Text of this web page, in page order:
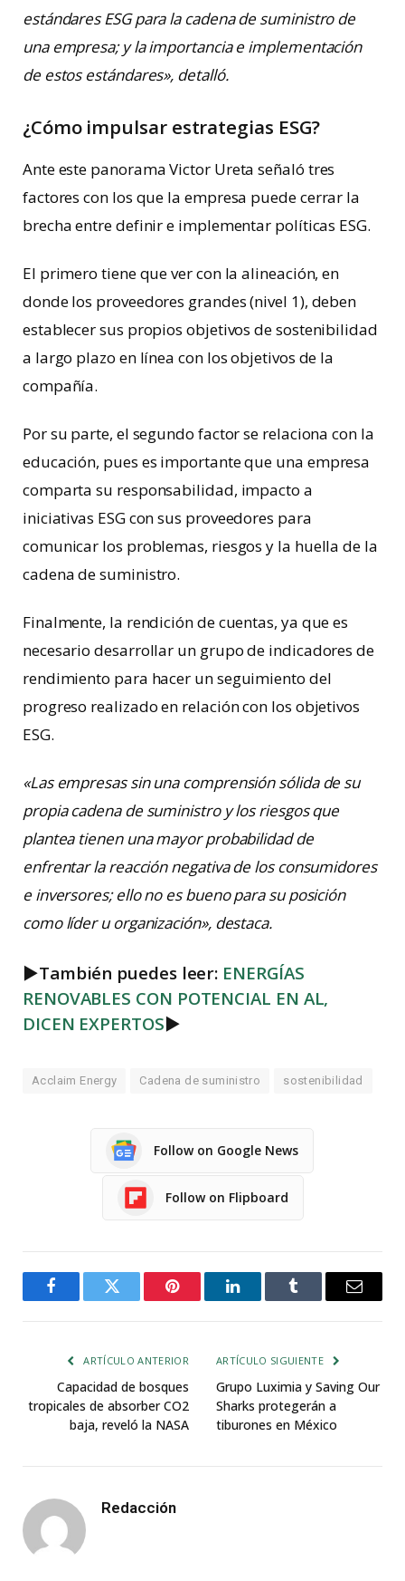
estándares ESG para la cadena de suministro de
una empresa; y la importancia e implementación
de estos estándares», detalló.
¿Cómo impulsar estrategias ESG?
Ante este panorama Victor Ureta señaló tres
factores con los que la empresa puede cerrar la
brecha entre definir e implementar políticas ESG.
El primero tiene que ver con la alineación, en
donde los proveedores grandes (nivel 1), deben
establecer sus propios objetivos de sostenibilidad
a largo plazo en línea con los objetivos de la
compañía.
Por su parte, el segundo factor se relaciona con la
educación, pues es importante que una empresa
comparta su responsabilidad, impacto a
iniciativas ESG con sus proveedores para
comunicar los problemas, riesgos y la huella de la
cadena de suministro.
Finalmente, la rendición de cuentas, ya que es
necesario desarrollar un grupo de indicadores de
rendimiento para hacer un seguimiento del
progreso realizado en relación con los objetivos
ESG.
«Las empresas sin una comprensión sólida de su
propia cadena de suministro y los riesgos que
plantea tienen una mayor probabilidad de
enfrentar la reacción negativa de los consumidores
e inversores; ello no es bueno para su posición
como líder u organización», destaca.
►También puedes leer: ENERGÍAS
RENOVABLES CON POTENCIAL EN AL,
DICEN EXPERTOS►
Acclaim Energy Cadena de suministro sostenibilidad
Follow on Google News
Follow on Flipboard
FacebookTwitter Pinterest LinkedInTumblr Email
ARTÍCULO ANTERIOR
Capacidad de bosques
tropicales de absorber CO2
baja, reveló la NASA
ARTÍCULO SIGUIENTE
Grupo Luximia y Saving Our
Sharks protegerán a
tiburones en México
Redacción